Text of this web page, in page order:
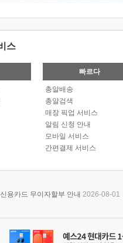
스
빠르다
총알배송
총알검색
매장 픽업 서비스
알림 신청 안내
모바일 서비스
간편결제 서비스
용카드 무이자할부 안내 2026-08-01